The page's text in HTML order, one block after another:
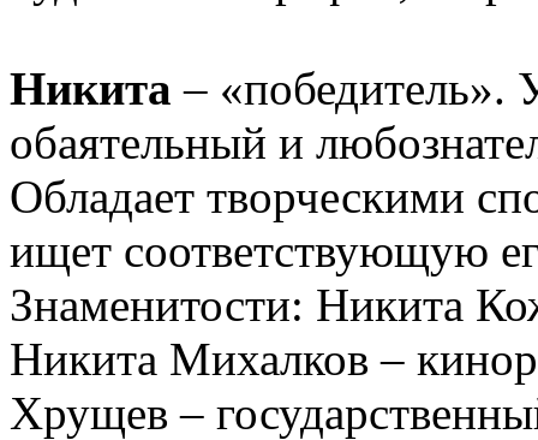
Никита –
обаятельный и
Обладает творческими
ищет соответствующую
Знаменитости: Никита
Никита Михалков –
Хрущев –